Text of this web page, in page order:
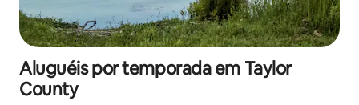
Aluguéis por temporada em Taylor
County